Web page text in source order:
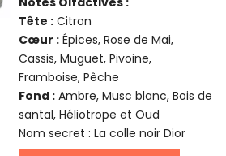
Tête : Citron
Cœur : Épices, Rose de Mai,
Cassis, Muguet, Pivoine,
Framboise, Pêche
Fond : Ambre, Musc blanc, Bois de
santal, Héliotrope et Oud
Nom secret : La colle noir Dior